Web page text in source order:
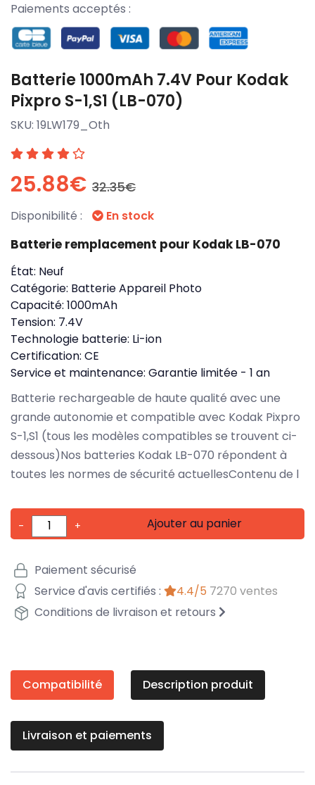
Paiements acceptés :
Batterie 1000mAh 7.4V Pour Kodak
Pixpro S-1,S1 (LB-070)
SKU: 19LW179_Oth
25.88€ 32.35€
Disponibilité : En stock
Batterie remplacement pour Kodak LB-070
État: Neuf
Catégorie: Batterie Appareil Photo
Capacité: 1000mAh
Tension: 7.4V
Technologie batterie: Li-ion
Certification: CE
Service et maintenance: Garantie limitée - 1 an
Batterie rechargeable de haute qualité avec une
grande autonomie et compatible avec Kodak Pixpro
S-1,S1 (tous les modèles compatibles se trouvent ci-
dessous)Nos batteries Kodak LB-070 répondent à
toutes les normes de sécurité actuellesContenu de l
- + Ajouter au panier
Paiement sécurisé
Service d'avis certifiés :
4.4/5 7270 ventes
Conditions de livraison et retours
Compatibilité Description produit
Livraison et paiements